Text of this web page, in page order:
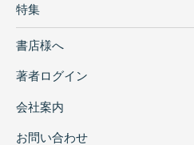
特集
書店様へ
著者ログイン
会社案内
お問い合わせ